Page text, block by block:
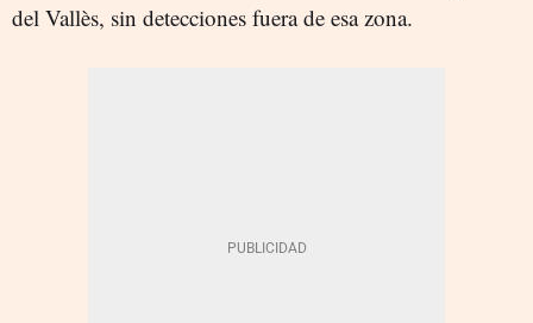
del Vallès, sin detecciones fuera de esa zona.